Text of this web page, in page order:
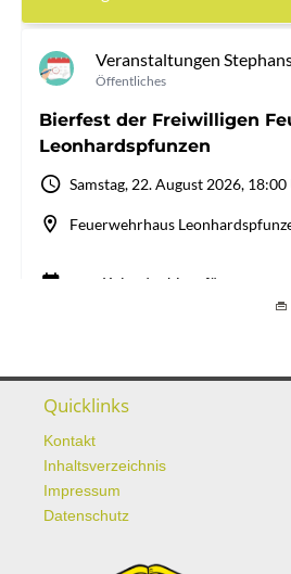
Quicklinks
Kontakt
Inhaltsverzeichnis
Impressum
Datenschutz